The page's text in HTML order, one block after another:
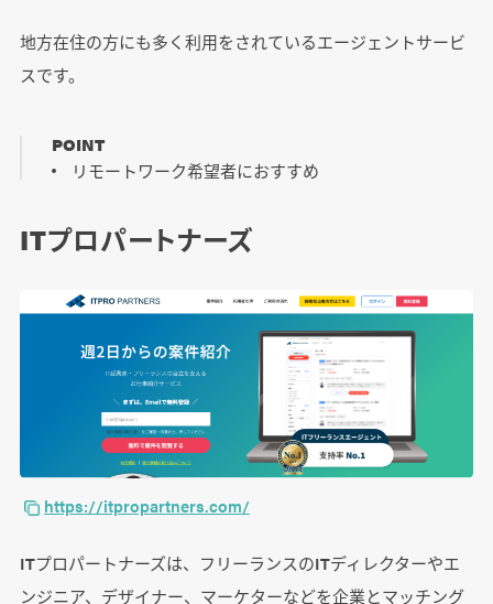
地方在住の方にも多く利用をされているエージェントサービ
スです。
POINT
リモートワーク希望者におすすめ
ITプロパートナーズ
https://itpropartners.com/
ITプロパートナーズは、フリーランスのITディレクターやエ
ンジニア、デザイナー、マーケターなどを企業とマッチング